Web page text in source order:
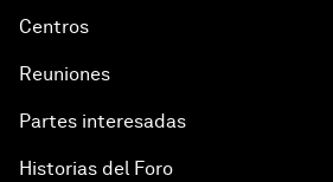
Centros
Reuniones
Partes interesadas
Historias del Foro